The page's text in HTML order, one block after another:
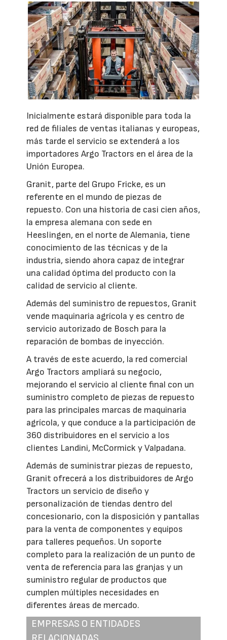
Inicialmente estará disponible para toda la
red de filiales de ventas italianas y europeas,
más tarde el servicio se extenderá a los
importadores Argo Tractors en el área de la
Unión Europea.
Granit, parte del Grupo Fricke, es un
referente en el mundo de piezas de
repuesto. Con una historia de casi cien años,
la empresa alemana con sede en
Heeslingen, en el norte de Alemania, tiene
conocimiento de las técnicas y de la
industria, siendo ahora capaz de integrar
una calidad óptima del producto con la
calidad de servicio al cliente.
Además del suministro de repuestos, Granit
vende maquinaria agrícola y es centro de
servicio autorizado de Bosch para la
reparación de bombas de inyección.
A través de este acuerdo, la red comercial
Argo Tractors ampliará su negocio,
mejorando el servicio al cliente final con un
suministro completo de piezas de repuesto
para las principales marcas de maquinaria
agrícola, y que conduce a la participación de
360 distribuidores en el servicio a los
clientes Landini, McCormick y Valpadana.
Además de suministrar piezas de repuesto,
Granit ofrecerá a los distribuidores de Argo
Tractors un servicio de diseño y
personalización de tiendas dentro del
concesionario, con la disposición y pantallas
para la venta de componentes y equipos
para talleres pequeños. Un soporte
completo para la realización de un punto de
venta de referencia para las granjas y un
suministro regular de productos que
cumplen múltiples necesidades en
diferentes áreas de mercado.
EMPRESAS O ENTIDADES